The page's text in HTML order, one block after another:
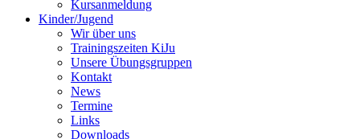
Kursanmeldung
Kinder/Jugend
Wir über uns
Trainingszeiten KiJu
Unsere Übungsgruppen
Kontakt
News
Termine
Links
Downloads